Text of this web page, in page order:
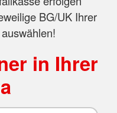
BG/UK Ihrer
in Ihrer